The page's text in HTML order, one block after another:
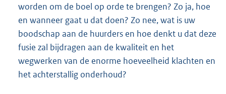
worden om de boel op orde te brengen? Zo ja, hoe
en wanneer gaat u dat doen? Zo nee, wat is uw
boodschap aan de huurders en hoe denkt u dat deze
fusie zal bijdragen aan de kwaliteit en het
wegwerken van de enorme hoeveelheid klachten en
het achterstallig onderhoud?